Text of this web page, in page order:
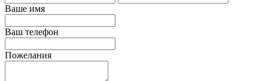
Ваше имя
Ваш телефон
Пожелания